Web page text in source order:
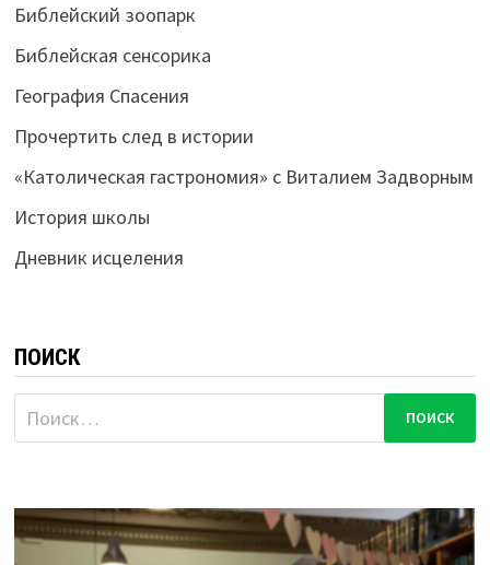
Библейский зоопарк
Библейская сенсорика
География Спасения
Прочертить след в истории
«Католическая гастрономия» с Виталием Задворным
История школы
Дневник исцеления
ПОИСК
Найти: